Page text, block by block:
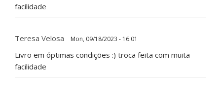
facilidade
Teresa Velosa Mon, 09/18/2023 - 16:01
Livro em óptimas condições :) troca feita com muita
facilidade